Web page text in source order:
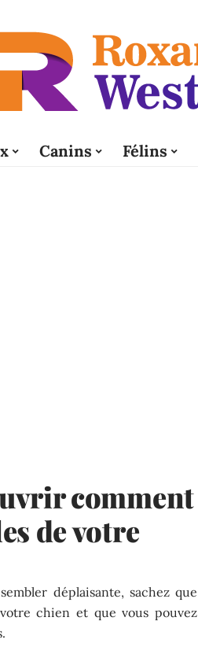
Canins Félins
comment
de votre
déplaisante, sachez que
chien et que vous pouvez